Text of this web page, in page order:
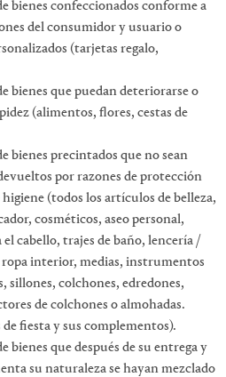
bienes confeccionados conforme a
del consumidor y usuario o
(tarjetas regalo,
bienes que puedan deteriorarse o
(alimentos, flores, cestas de
bienes precintados que no sean
por razones de protección
higiene (todos los artículos de belleza,
cosméticos, aseo personal,
el cabello, trajes de baño, lencería /
ropa interior, medias, instrumentos
sillones, colchones, edredones,
de colchones o almohadas.
fiesta y sus complementos).
bienes que después de su entrega y
su naturaleza se hayan mezclado